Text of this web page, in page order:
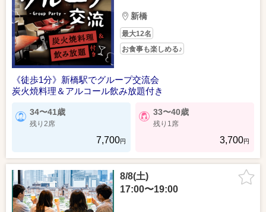
新橋
最大12名
お食事も楽しめる♪
《徒歩1分》新橋駅でグループ交流会
炭火焼料理＆アルコール飲み放題付き
34〜41歳
残り2席
7,700円
33〜40歳
残り1席
3,700円
8/8(土)
17:00〜19:00